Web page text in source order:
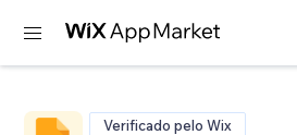
Verificado pelo Wix